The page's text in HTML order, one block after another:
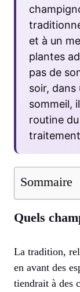
et à un
plantes
pas de
soir, dans
sommeil,
routine
Sommaire
Quels
La tradition,
en avant des
tiendrait à des